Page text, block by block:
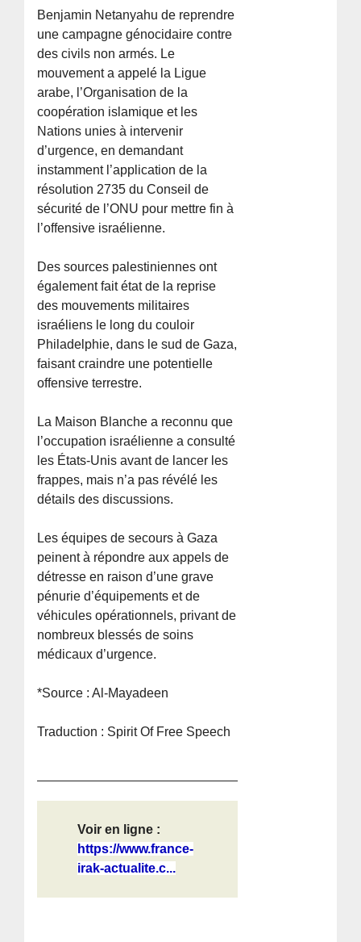
Benjamin Netanyahu de reprendre
une campagne génocidaire contre
des civils non armés. Le
mouvement a appelé la Ligue
arabe, l’Organisation de la
coopération islamique et les
Nations unies à intervenir
d’urgence, en demandant
instamment l’application de la
résolution 2735 du Conseil de
sécurité de l’ONU pour mettre fin à
l’offensive israélienne.
Des sources palestiniennes ont
également fait état de la reprise
des mouvements militaires
israéliens le long du couloir
Philadelphie, dans le sud de Gaza,
faisant craindre une potentielle
offensive terrestre.
La Maison Blanche a reconnu que
l’occupation israélienne a consulté
les États-Unis avant de lancer les
frappes, mais n’a pas révélé les
détails des discussions.
Les équipes de secours à Gaza
peinent à répondre aux appels de
détresse en raison d’une grave
pénurie d’équipements et de
véhicules opérationnels, privant de
nombreux blessés de soins
médicaux d’urgence.
*Source : Al-Mayadeen
Traduction : Spirit Of Free Speech
Voir en ligne :
https://www.france-
irak-actualite.c...